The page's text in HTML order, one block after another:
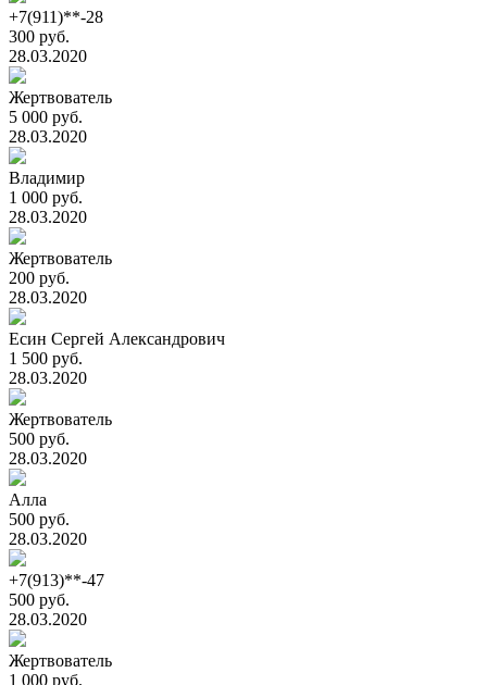
+7(911)**-28
300 руб.
28.03.2020
Жертвователь
5 000 руб.
28.03.2020
Владимир
1 000 руб.
28.03.2020
Жертвователь
200 руб.
28.03.2020
Есин Сергей Александрович
1 500 руб.
28.03.2020
Жертвователь
500 руб.
28.03.2020
Алла
500 руб.
28.03.2020
+7(913)**-47
500 руб.
28.03.2020
Жертвователь
1 000 руб.